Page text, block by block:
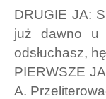
DRUGIE JA:
już dawno u
odsłuchasz,
PIERWSZE
A.